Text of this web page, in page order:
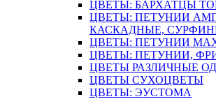
ЦВЕТЫ: БАРХАТЦЫ
ЦВЕТЫ: ПЕТУНИИ
КАСКАДНЫЕ,
ЦВЕТЫ: ПЕТУНИИ
ЦВЕТЫ: ПЕТУНИИ,
ЦВЕТЫ РАЗЛИЧНЫЕ
ЦВЕТЫ СУХОЦВЕТЫ
ЦВЕТЫ: ЭУСТОМА